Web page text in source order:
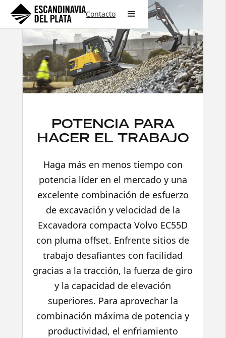
Contacto
POTENCIA PARA
HACER EL TRABAJO
Haga más en menos tiempo con
potencia líder en el mercado y una
excelente combinación de esfuerzo
de excavación y velocidad de la
Excavadora compacta Volvo EC55D
con pluma offset. Enfrente sitios de
trabajo desafiantes con facilidad
gracias a la tracción, la fuerza de giro
y la capacidad de elevación
superiores. Para aprovechar la
combinación máxima de potencia y
productividad, el enfriamiento